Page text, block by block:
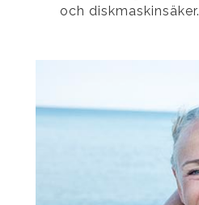
och diskmaskinsäker.